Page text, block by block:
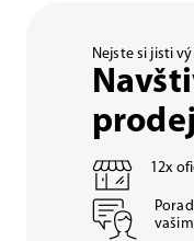
Nejste si jisti
12x